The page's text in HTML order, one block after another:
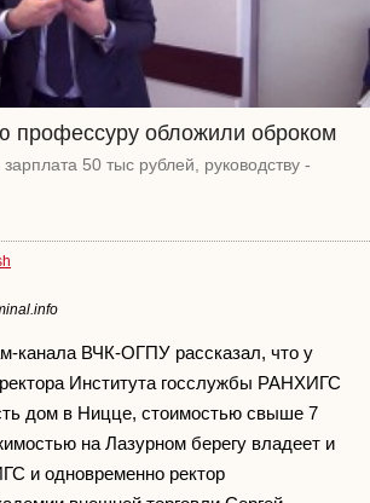
профессуру обложили оброком
50 тыс рублей, руководству -
канала ВЧК-ОГПУ рассказал, что у
Института госслужбы РАНХИГС
дом в Ницце, стоимостью свыше 7
на Лазурном берегу владеет и
и одновременно ректор